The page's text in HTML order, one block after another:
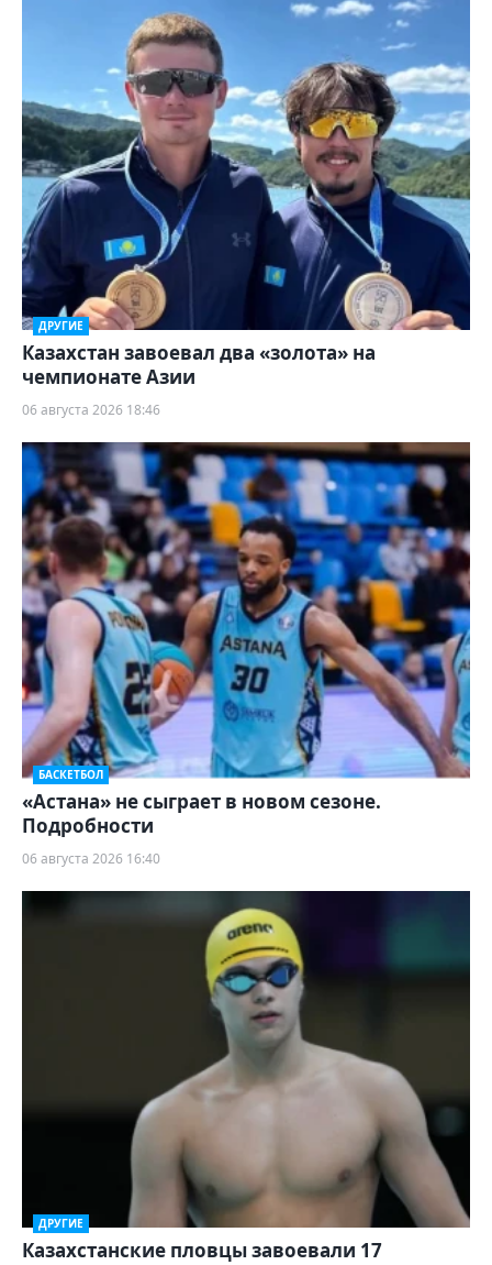
ДРУГИЕ
Казахстан завоевал два «золота» на
чемпионате Азии
06 августа 2026 18:46
БАСКЕТБОЛ
«Астана» не сыграет в новом сезоне.
Подробности
06 августа 2026 16:40
ДРУГИЕ
Казахстанские пловцы завоевали 17